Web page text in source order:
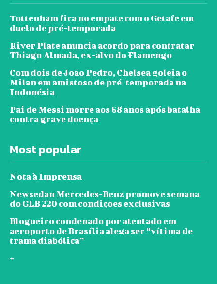
Tottenham fica no empate com o Getafe em
duelo de pré-temporada
River Plate anuncia acordo para contratar
Thiago Almada, ex-alvo do Flamengo
Com dois de João Pedro, Chelsea goleia o
Milan em amistoso de pré-temporada na
Indonésia
Pai de Messi morre aos 68 anos após batalha
contra grave doença
Most popular
Nota à Imprensa
Newsedan Mercedes-Benz promove semana
do GLB 220 com condições exclusivas
Blogueiro condenado por atentado em
aeroporto de Brasília alega ser “vítima de
trama diabólica”
+